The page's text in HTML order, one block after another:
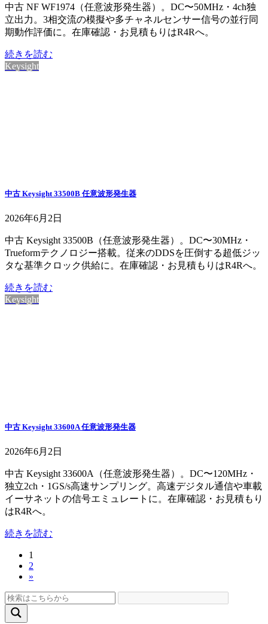
中古 NF WF1974（任意波形発生器）。DC〜50MHz・4ch独
立出力。3相交流の模擬や多チャネルセンサー信号の並行同
期動作評価に。在庫確認・お見積もりはR4Rへ。
続きを読む
Keysight
中古 Keysight 33500B 任意波形発生器
2026年6月2日
中古 Keysight 33500B（任意波形発生器）。DC〜30MHz・
Trueformテクノロジー搭載。従来のDDSを圧倒する超低ジッ
タな基準クロック供給に。在庫確認・お見積もりはR4Rへ。
続きを読む
Keysight
中古 Keysight 33600A 任意波形発生器
2026年6月2日
中古 Keysight 33600A（任意波形発生器）。DC〜120MHz・
独立2ch・1GS/s高速サンプリング。高速デジタル通信や車載
イーサネットの信号エミュレートに。在庫確認・お見積もり
はR4Rへ。
続きを読む
の
ペ
固
定
ペ
ー
ジ
1
固
定
ペ
ー
2
»